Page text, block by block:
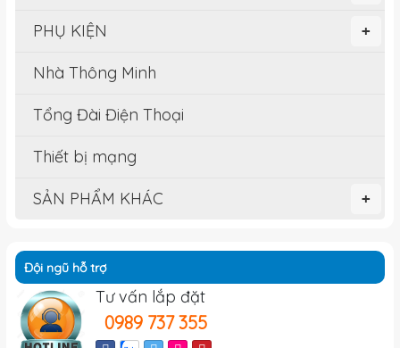
+
PHỤ KIỆN
Nhà Thông Minh
Tổng Đài Điện Thoại
Thiết bị mạng
+
SẢN PHẨM KHÁC
Đội ngũ hỗ trợ
Tư vấn lắp đặt
0989 737 355